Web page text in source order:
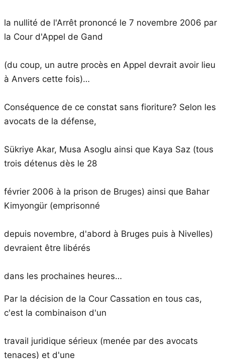
la nullité de l'Arrêt prononcé le 7 novembre 2006 par
la Cour d'Appel de Gand
(du coup, un autre procès en Appel devrait avoir lieu
à Anvers cette fois)…
Conséquence de ce constat sans fioriture? Selon les
avocats de la défense,
Sükriye Akar, Musa Asoglu ainsi que Kaya Saz (tous
trois détenus dès le 28
février 2006 à la prison de Bruges) ainsi que Bahar
Kimyongür (emprisonné
depuis novembre, d'abord à Bruges puis à Nivelles)
devraient être libérés
dans les prochaines heures…
Par la décision de la Cour Cassation en tous cas,
c'est la combinaison d'un
travail juridique sérieux (menée par des avocats
tenaces) et d'une